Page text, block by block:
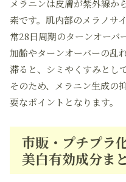
メラニンは皮膚が紫外線か
素です。肌内部のメラノサ
常28日周期のターンオーバ
加齢やターンオーバーの乱
滞ると、シミやくすみとし
そのため、メラニン生成の
要なポイントとなります。
市販・プチプラ
美白有効成分ま